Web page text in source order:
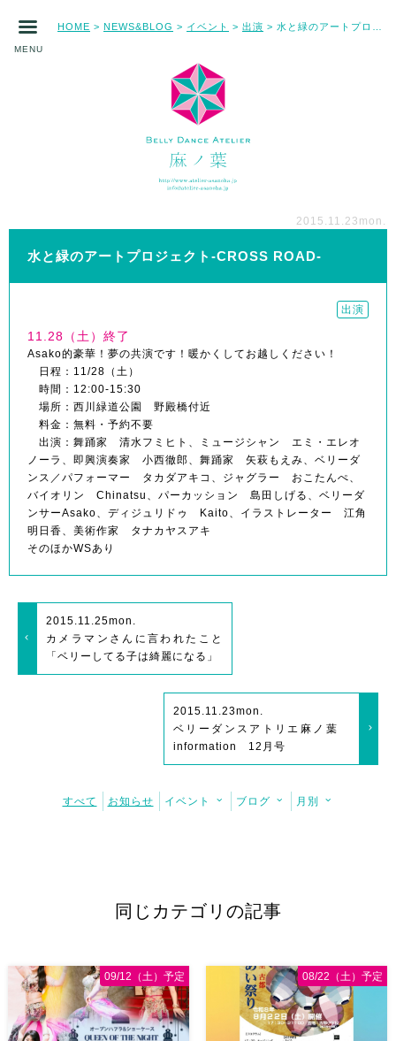
MENU
HOME > NEWS&BLOG > イベント > 出演 >
2015.11.23 mon.
水と緑のアートプロジェクト-CROSS ROAD-
出演
11.28（土）終了
Asako的豪華！夢の共演です！暖かくしてお越しください！
日程：11/28（土）
時間：12:00-15:30
場所：西川緑道公園 野殿橋付近
料金：無料・予約不要
出演：舞踊家 清水フミヒト、ミュージシャン エミ・エレオ
ノーラ、即興演奏家 小西徹郎 、舞踊家 矢萩もえみ、ベリーダ
ンス／パフォーマー タカダアキコ、ジャグラー おこたんぺ、
バイオリン Chinatsu、パーカッション 島田しげる、ベリーダ
ンサーAsako、ディジュリドゥ Kaito、イラストレーター 江角
明日香、美術作家 タナカヤスアキ
そのほかWSあり
2015.11.25mon.
カメラマンさんに言われたこと
「ベリーしてる子は綺麗になる」
2015.11.23mon.
ベリーダンスアトリエ麻ノ葉
information 12月号
すべて お知らせ イベント ブログ 月別
同じカテゴリの記事
09/12（土）予定 08/22（土）予定